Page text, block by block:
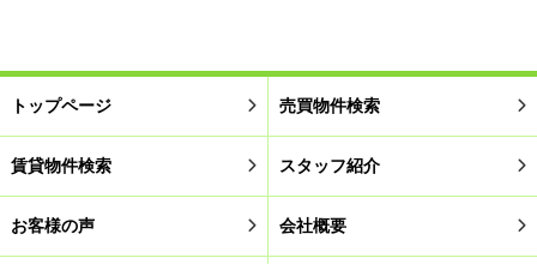
トップページ 売買物件検索
賃貸物件検索 スタッフ紹介
お客様の声 会社概要